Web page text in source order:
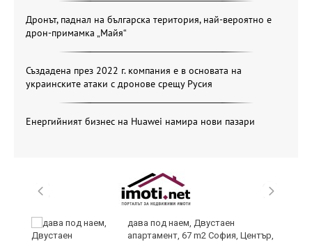
Дронът, паднал на българска територия, най-вероятно е
дрон-примамка „Майя“
Създадена през 2022 г. компания е в основата на
украинските атаки с дронове срещу Русия
Енергийният бизнес на Huawei намира нови пазари
дава под наем, Двустаен
апартамент, 67 m2 София, Център,